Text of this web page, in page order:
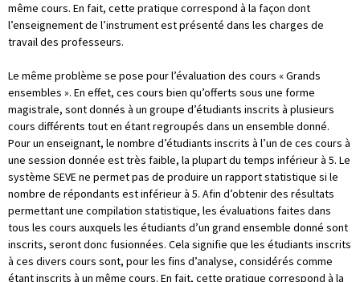
même cours. En fait, cette pratique correspond à la façon dont
l’enseignement de l’instrument est présenté dans les charges de
travail des professeurs.
Le même problème se pose pour l’évaluation des cours « Grands
ensembles ». En effet, ces cours bien qu’offerts sous une forme
magistrale, sont donnés à un groupe d’étudiants inscrits à plusieurs
cours différents tout en étant regroupés dans un ensemble donné.
Pour un enseignant, le nombre d’étudiants inscrits à l’un de ces cours à
une session donnée est très faible, la plupart du temps inférieur à 5. Le
système SEVE ne permet pas de produire un rapport statistique si le
nombre de répondants est inférieur à 5. Afin d’obtenir des résultats
permettant une compilation statistique, les évaluations faites dans
tous les cours auxquels les étudiants d’un grand ensemble donné sont
inscrits, seront donc fusionnées. Cela signifie que les étudiants inscrits
à ces divers cours sont, pour les fins d’analyse, considérés comme
étant inscrits à un même cours. En fait, cette pratique correspond à la